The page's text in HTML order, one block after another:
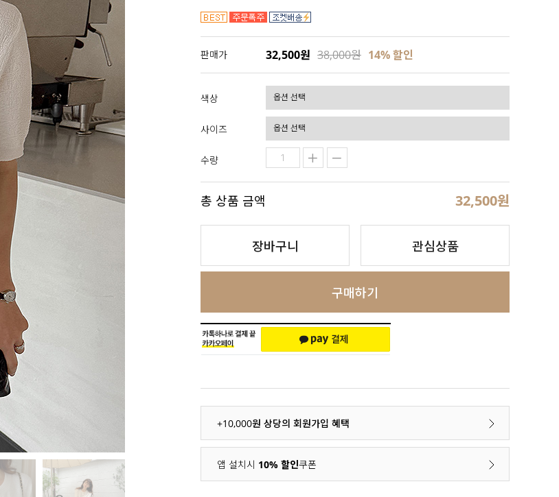
판매가 32,500원 38,000원 14% 할인
색상
사이즈
수량
총 상품 금액 32,500원
장바구니 관심상품
구매하기
+10,000원 상당의 회원가입 혜택
앱 설치시 10% 할인쿠폰